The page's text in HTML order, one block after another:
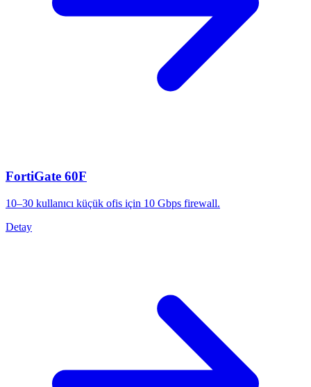
FortiGate 60F
10–30 kullanıcı küçük ofis için 10 Gbps firewall.
Detay